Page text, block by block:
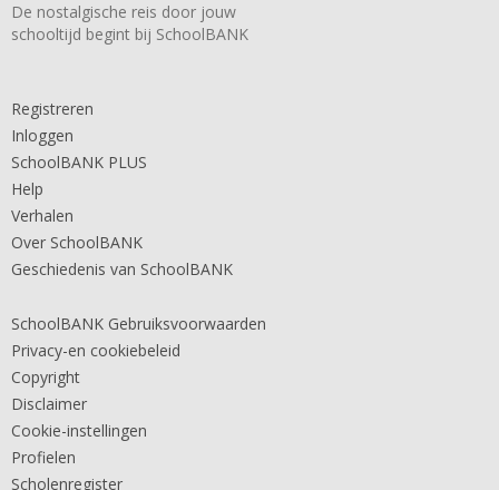
De nostalgische reis door jouw
schooltijd begint bij SchoolBANK
Registreren
Inloggen
SchoolBANK PLUS
Help
Verhalen
Over SchoolBANK
Geschiedenis van SchoolBANK
SchoolBANK Gebruiksvoorwaarden
Privacy-en cookiebeleid
Copyright
Disclaimer
Cookie-instellingen
Profielen
Scholenregister